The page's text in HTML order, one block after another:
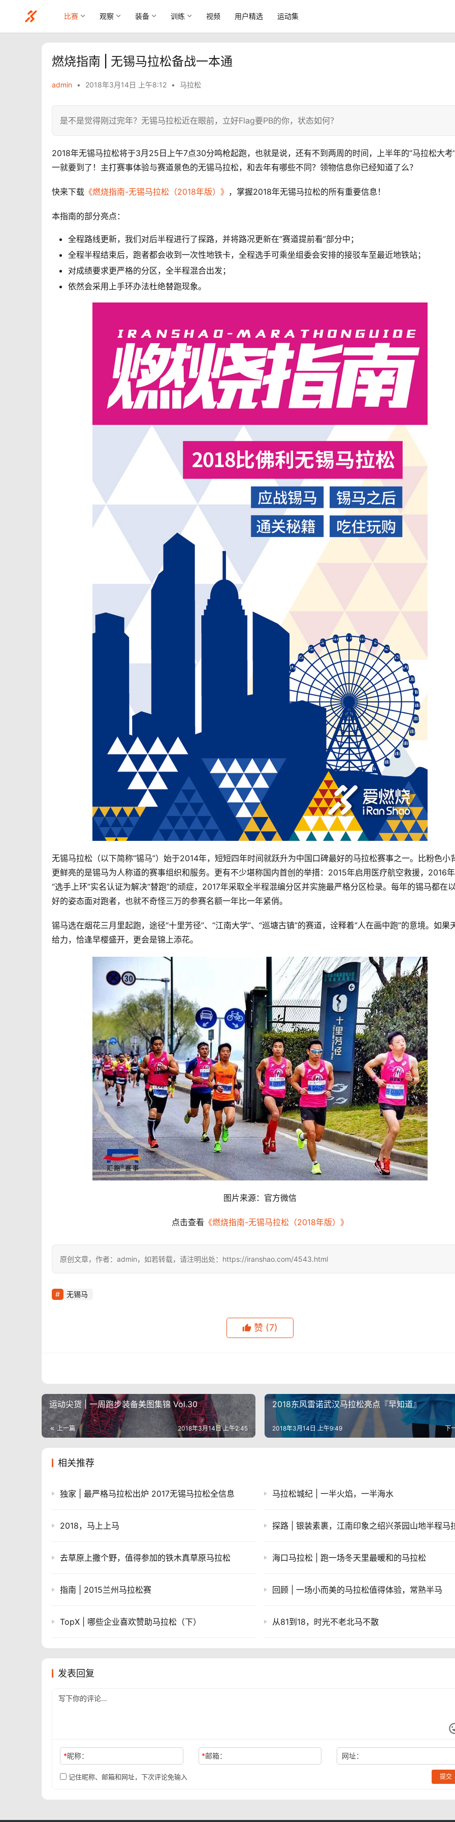
比赛 观察 装备 训练 视频 用户精选 运动集
燃烧指南 | 无锡马拉松备战一本通
admin • 2018年3月14日 上午8:12 • 马拉松
是不是觉得刚过完年？无锡马拉松近在眼前，立好Flag要PB的你，状态如何？
2018年无锡马拉松将于3月25日上午7点30分鸣枪起跑，也就是说，还有不到两周的时间，上半年的“马拉松大考
一就要到了！主打赛事体验与赛道景色的无锡马拉松，和去年有哪些不同？领物信息你已经知道了么？
快来下载 《燃烧指南-无锡马拉松（2018年版）》 ，掌握2018年无锡马拉松的所有重要信息！
本指南的部分亮点：
全程路线更新，我们对后半程进行了探路，并将路况更新在“赛道提前看”部分中；
全程半程结束后，跑者都会收到一次性地铁卡，全程选手可乘坐组委会安排的接驳车至最近地铁站；
对成绩要求更严格的分区，全半程混合出发；
依然会采用上手环办法杜绝替跑现象。
无锡马拉松（以下简称“锡马”）始于2014年，短短四年时间就跃升为中国口碑最好的马拉松赛事之一。比粉色小
更鲜亮的是锡马为人称道的赛事组织和服务。更有不少堪称国内首创的举措：2015年启用医疗航空救援，2016
“选手上环”实名认证为解决“替跑”的顽症，2017年采取全半程混编分区并实施最严格分区检录。每年的锡马都在
好的姿态面对跑者，也就不奇怪三万的参赛名额一年比一年紧俏。
锡马选在烟花三月里起跑，途径“十里芳径”、“江南大学”、“巡塘古镇”的赛道，诠释着“人在画中跑”的意境。如果
给力，恰逢早樱盛开，更会是锦上添花。
图片来源：官方微信
点击查看 《燃烧指南-无锡马拉松（2018年版）》
原创文章，作者：admin，如若转载，请注明出处：https://iranshao.com/4543.html
无锡马
赞 (7)
运动尖货 | 一周跑步装备美图集锦 Vol.30
上一篇 2018年3月14日 上午2:45
2018东风雷诺武汉马拉松亮点『早知道』
下
2018年3月14日 上午9:49
相关推荐
独家 | 最严格马拉松出炉 2017无锡马拉松全信息 马拉松城纪 | 一半火焰，一半海水
2018，马上上马 探路 | 银装素裹，江南印象之绍兴茶园山地半程马
去草原上撒个野，值得参加的铁木真草原马拉松 海口马拉松 | 跑一场冬天里最暖和的马拉松
指南 | 2015兰州马拉松赛 回顾 | 一场小而美的马拉松值得体验，常熟半马
TopX | 哪些企业喜欢赞助马拉松（下） 从81到18，时光不老北马不散
发表回复
*昵称： *邮箱： 网址：
记住昵称、邮箱和网址，下次评论免输入 提交